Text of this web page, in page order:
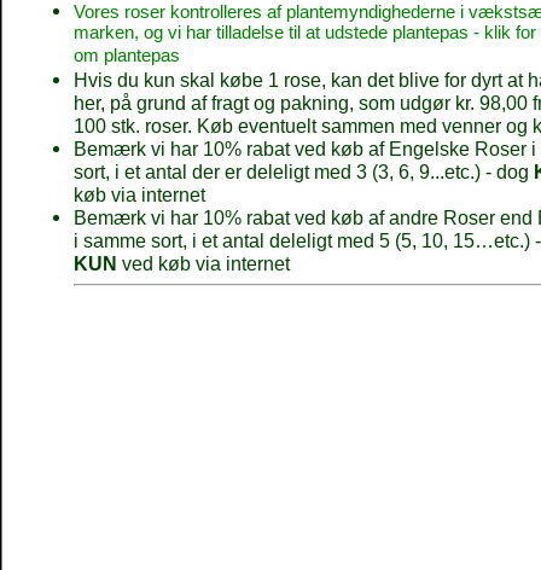
Vores roser kontrolleres af plantemyndighederne i
marken, og vi har tilladelse til at udstede plantepas - klik
om plantepas
Hvis du kun skal købe 1 rose, kan det blive for dyrt at
her, på grund af fragt og pakning, som udgør kr. 98,00
100 stk. roser. Køb eventuelt sammen med venner og
Bemærk vi har 10% rabat ved køb af Engelske Roser i
sort, i et antal der er deleligt med 3 (3, 6, 9...etc.) - dog
køb via internet
Bemærk vi har 10% rabat ved køb af andre Roser end
i samme sort, i et antal deleligt med 5 (5, 10, 15…etc.)
KUN ved køb via internet